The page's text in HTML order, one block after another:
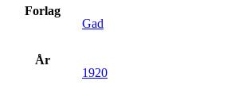
Forlag
Gad
År
1920